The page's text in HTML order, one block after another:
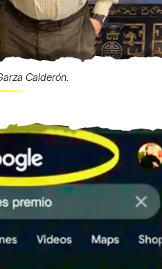
Calderón.